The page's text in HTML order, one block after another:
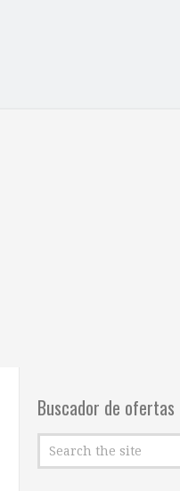
Buscador de ofertas